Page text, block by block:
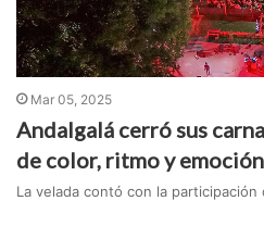
Mar 05, 2025
Andalgalá cerró sus
de color, ritmo y
La velada contó con la